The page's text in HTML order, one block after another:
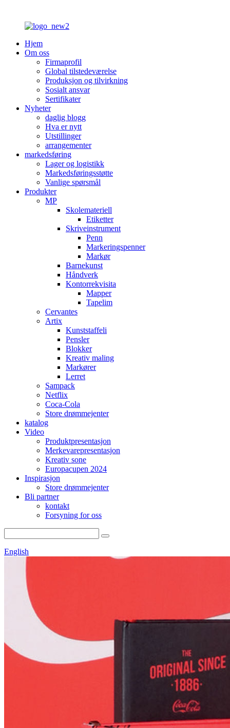
Hjem
Om oss
Firmaprofil
Global tilstedeværelse
Produksjon og tilvirkning
Sosialt ansvar
Sertifikater
Nyheter
daglig blogg
Hva er nytt
Utstillinger
arrangementer
markedsføring
Lager og logistikk
Markedsføringsstøtte
Vanlige spørsmål
Produkter
MP
Skolemateriell
Etiketter
Skriveinstrument
Penn
Markeringspenner
Markør
Barnekunst
Håndverk
Kontorrekvisita
Mapper
Tapelim
Cervantes
Artix
Kunststaffeli
Pensler
Blokker
Kreativ maling
Markører
Lerret
Sampack
Netflix
Coca-Cola
Store drømmejenter
katalog
Video
Produktpresentasjon
Merkevarepresentasjon
Kreativ sone
Europacupen 2024
Inspirasjon
Store drømmejenter
Bli partner
kontakt
Forsyning for oss
English